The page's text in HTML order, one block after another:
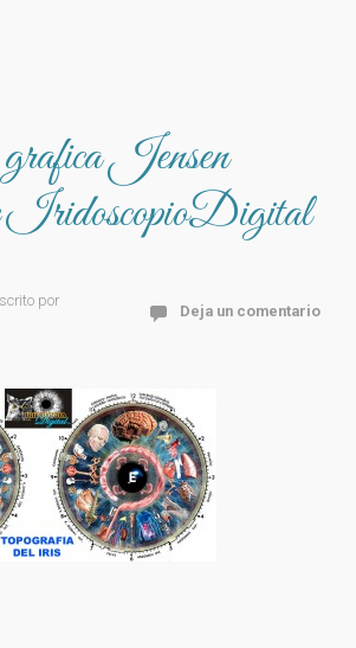
Jensen
IridoscopioDigital
por
Deja un comentario